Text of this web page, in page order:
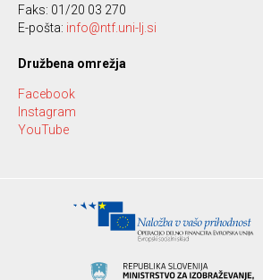
Faks: 01/20 03 270
E-pošta: info@ntf.uni-lj.si
Družbena omrežja
Facebook
Instagram
YouTube